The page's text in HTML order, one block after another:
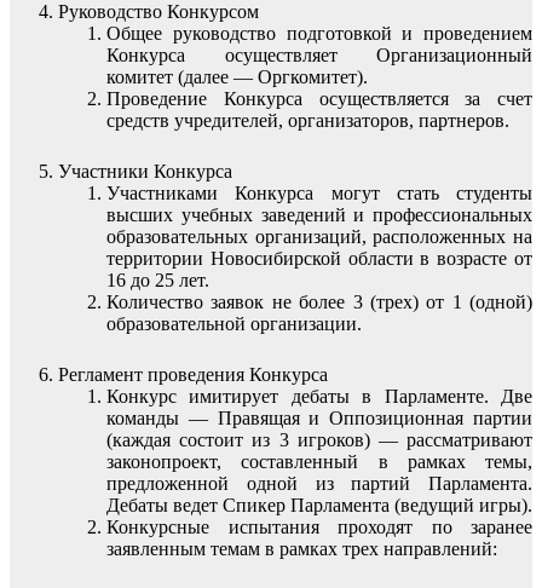
Руководство Конкурсом
Общее руководство подготовкой и проведением
Конкурса осуществляет Организационный
комитет (далее — Оргкомитет).
Проведение Конкурса осуществляется за счет
средств учредителей, организаторов, партнеров.
Участники Конкурса
Участниками Конкурса могут стать студенты
высших учебных заведений и профессиональных
образовательных организаций, расположенных на
территории Новосибирской области в возрасте от
16 до 25 лет.
Количество заявок не более 3 (трех) от 1 (одной)
образовательной организации.
Регламент проведения Конкурса
Конкурс имитирует дебаты в Парламенте. Две
команды — Правящая и Оппозиционная партии
(каждая состоит из 3 игроков) — рассматривают
законопроект, составленный в рамках темы,
предложенной одной из партий Парламента.
Дебаты ведет Спикер Парламента (ведущий игры).
Конкурсные испытания проходят по заранее
заявленным темам в рамках трех направлений: